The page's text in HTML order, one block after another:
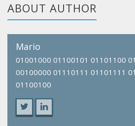
ABOUT AUTHOR
Mario
01001000 01100101 01101100
00100000 01110111 01101111
01100100